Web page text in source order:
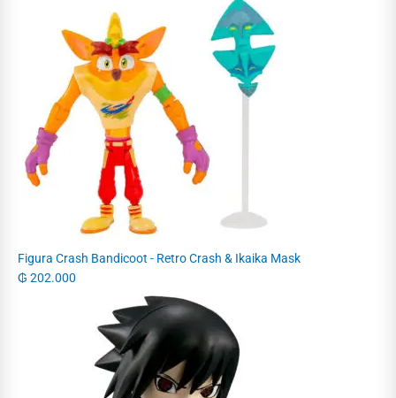
Figura Crash Bandicoot - Retro Crash & Ikaika Mask
₲ 202.000